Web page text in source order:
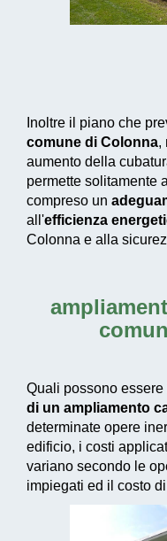
Inoltre il piano che
comune di Colonna,
aumento della
permette solitamente
compreso un
all'efficienza
Colonna e alla
Quali possono essere
di un ampliamento
determinate opere
edificio, i costi
variano secondo le
impiegati ed il costo